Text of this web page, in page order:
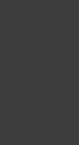
(Sulfite)